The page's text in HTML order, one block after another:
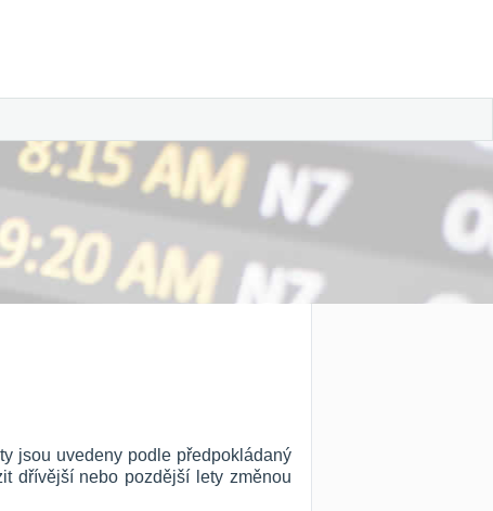
jsou uvedeny podle předpokládaný
dřívější nebo pozdější lety změnou